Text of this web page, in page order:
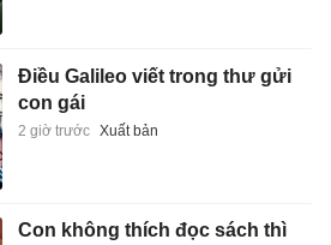
Điều Galileo viết trong thư gửi
con gái
2 giờ trước Xuất bản
Con không thích đọc sách thì